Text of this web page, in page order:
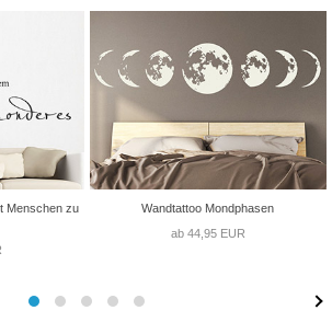
Menschen zu
Wandtattoo Mondphasen
ab 44,95 EUR